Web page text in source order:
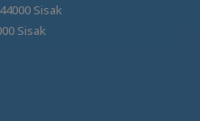
Sisak
Sisak